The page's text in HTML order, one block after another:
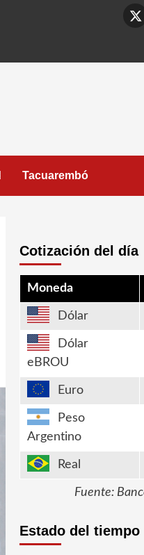
X
Tacuarembó
Cotización del día
Moneda
Dólar
Dólar
eBROU
Euro
Peso
Argentino
Real
Fuente:
Estado del tiempo